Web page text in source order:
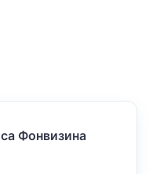
Фонвизина